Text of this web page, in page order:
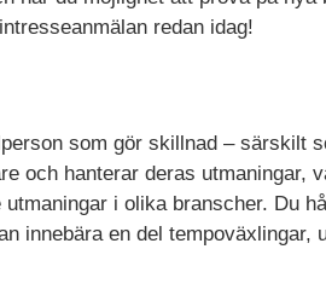
redan idag!
som gör skillnad – särskilt
och hanterar deras utmaningar,
i olika branscher. Du
innebära en del tempoväxlingar,